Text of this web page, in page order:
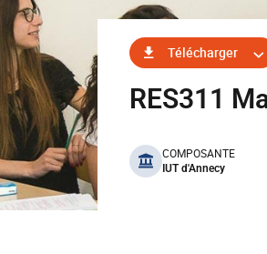
Télécharger
RES311
benefits
COMPOSANTE
IUT d'Annecy